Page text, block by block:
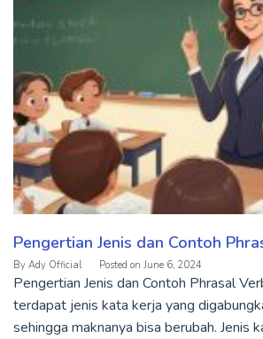
Pengertian Jenis dan Contoh
By Ady Official Posted on June 6, 2024
Pengertian Jenis dan Contoh Phrasal
terdapat jenis kata kerja yang
sehingga maknanya bisa berubah. Jenis